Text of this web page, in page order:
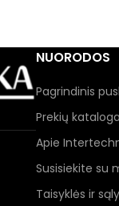
NUORODOS
Pagrindinis
Prekių
Apie
Susisiekite su
Taisyklės ir